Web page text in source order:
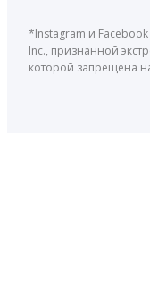
*Instagram и
Inc., признанной
которой запрещена